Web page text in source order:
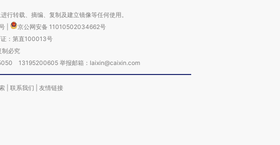
行转载、摘编、复制及建立镜像等任何使用。
京公网安备 11010502034662号
：第直100013号
制必究
13195200605 举报邮箱：laixin@caixin.com
联系我们 友情链接